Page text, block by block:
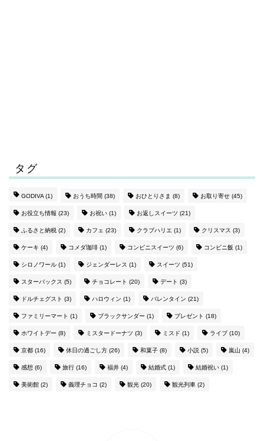
タグ
GODIVA (1) おうち時間 (38) おひとりさま (8) お取り寄せ (45)
お役立ち情報 (23) お祝い (1) お返しスイーツ (21)
ふるさと納税 (2) カフェ (23) クラブハリエ (1) クリスマス (3)
ケーキ (4) コメダ珈琲 (1) コンビニスイーツ (6) コンビニ飯 (1)
シロノワール (1) ジェンダーレス (1) スイーツ (51)
スターバックス (5) チョコレート (20) デート (3)
ドルチェグスト (3) ハロウィン (1) バレンタイン (21)
ファミリーマート (1) ブラックサンダー (1) プレゼント (18)
ホワイトデー (8) ミスタードーナツ (3) ミスド (1) ライブ (10)
京都 (16) 休日の過ごし方 (26) 和菓子 (8) 小説 (5) 嵐山 (4)
感想 (6) 旅行 (16) 福井 (4) 結婚式 (1) 結婚祝い (1)
美術館 (2) 義理チョコ (2) 観光 (20) 観光列車 (2)